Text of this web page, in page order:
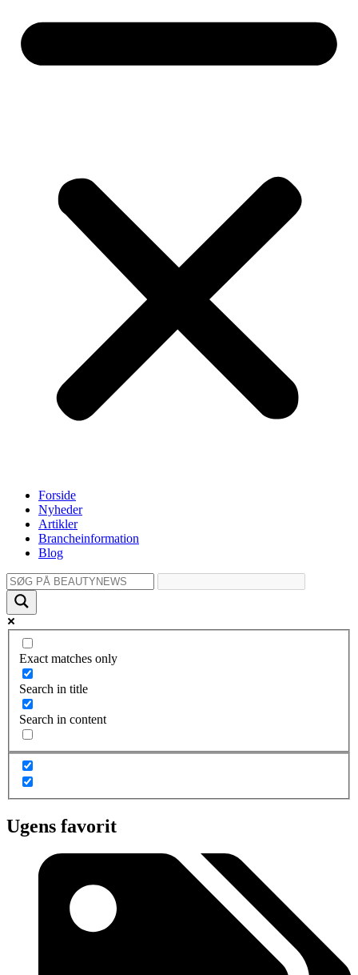
Forside
Nyheder
Artikler
Brancheinformation
Blog
Exact matches only
Search in title
Search in content
Ugens favorit